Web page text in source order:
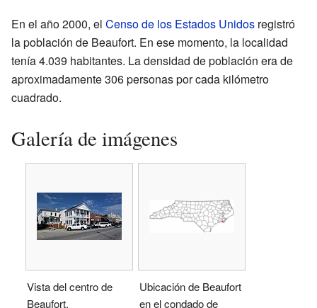
En el año 2000, el Censo de los Estados Unidos registró
la población de Beaufort. En ese momento, la localidad
tenía 4.039 habitantes. La densidad de población era de
aproximadamente 306 personas por cada kilómetro
cuadrado.
Galería de imágenes
Vista del centro de
Beaufort.
Ubicación de Beaufort
en el condado de